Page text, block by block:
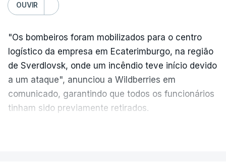
OUVIR
"Os bombeiros foram mobilizados para o centro
logístico da empresa em Ecaterimburgo, na região
de Sverdlovsk, onde um incêndio teve início devido
a um ataque", anunciou a Wildberries em
comunicado, garantindo que todos os funcionários
tinham sido previamente retirados.